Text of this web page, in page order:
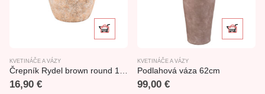
KVETINÁČE A VÁZY
16,90 €
KVETINÁČE A VÁZY
Podlahová váza 62cm
99,00 €